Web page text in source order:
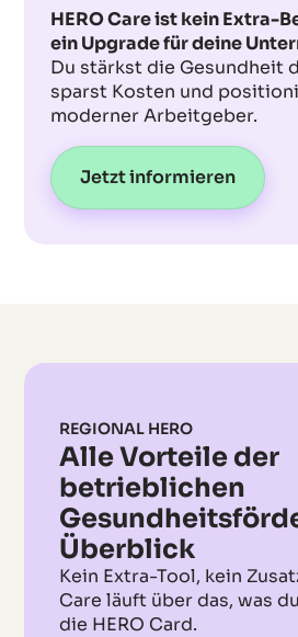
HERO Care ist kein Extra-
ein Upgrade für deine
Du stärkst die Gesundheit
sparst Kosten und
moderner Arbeitgeber.
Jetzt informieren
REGIONAL HERO
Alle Vorteile der
betrieblichen
Überblick
Kein Extra-Tool, kein
Care läuft über das, was
die HERO Card.